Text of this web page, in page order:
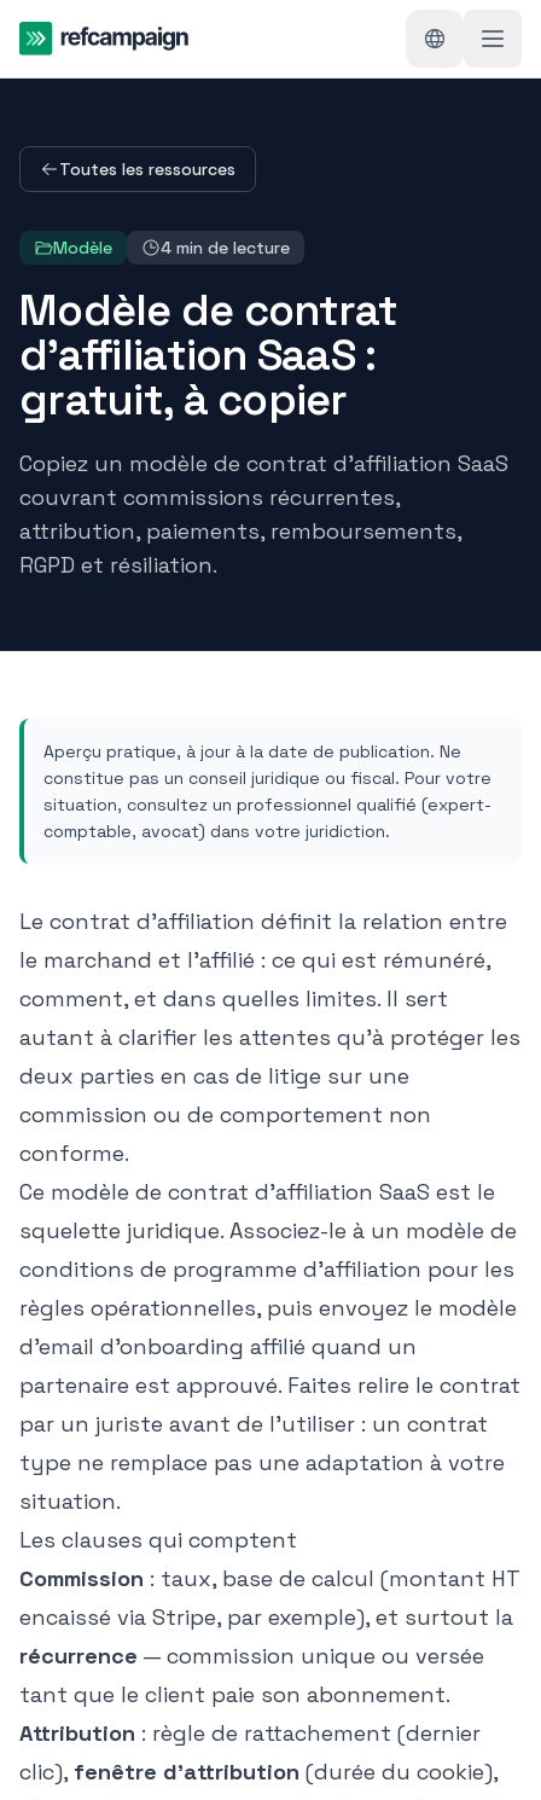
Toutes les ressources
Modèle 4 min de lecture
Modèle de contrat
d'affiliation SaaS :
gratuit, à copier
Copiez un modèle de contrat d'affiliation SaaS
couvrant commissions récurrentes,
attribution, paiements, remboursements,
RGPD et résiliation.
Aperçu pratique, à jour à la date de publication. Ne
constitue pas un conseil juridique ou fiscal. Pour votre
situation, consultez un professionnel qualifié (expert-
comptable, avocat) dans votre juridiction.
Le contrat d'affiliation définit la relation entre
le marchand et l'affilié : ce qui est rémunéré,
comment, et dans quelles limites. Il sert
autant à clarifier les attentes qu'à protéger les
deux parties en cas de litige sur une
commission ou de comportement non
conforme.
Ce modèle de contrat d'affiliation SaaS est le
squelette juridique. Associez-le à un modèle de
conditions de programme d'affiliation pour les
règles opérationnelles, puis envoyez le modèle
d'email d'onboarding affilié quand un
partenaire est approuvé. Faites relire le contrat
par un juriste avant de l'utiliser : un contrat
type ne remplace pas une adaptation à votre
situation.
Les clauses qui comptent
Commission : taux, base de calcul (montant HT
encaissé via Stripe, par exemple), et surtout la
récurrence — commission unique ou versée
tant que le client paie son abonnement.
Attribution : règle de rattachement (dernier
clic), fenêtre d'attribution (durée du cookie),